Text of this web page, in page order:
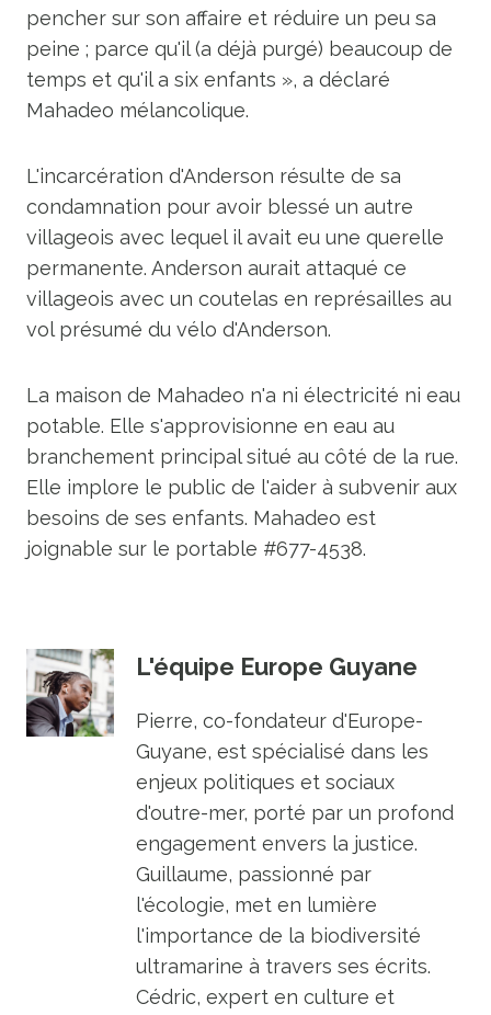
pencher sur son affaire et réduire un peu sa
peine ; parce qu'il (a déjà purgé) beaucoup de
temps et qu'il a six enfants », a déclaré
Mahadeo mélancolique.
L'incarcération d'Anderson résulte de sa
condamnation pour avoir blessé un autre
villageois avec lequel il avait eu une querelle
permanente. Anderson aurait attaqué ce
villageois avec un coutelas en représailles au
vol présumé du vélo d'Anderson.
La maison de Mahadeo n'a ni électricité ni eau
potable. Elle s'approvisionne en eau au
branchement principal situé au côté de la rue.
Elle implore le public de l'aider à subvenir aux
besoins de ses enfants. Mahadeo est
joignable sur le portable #677-4538.
L'équipe Europe Guyane
Pierre, co-fondateur d'Europe-
Guyane, est spécialisé dans les
enjeux politiques et sociaux
d'outre-mer, porté par un profond
engagement envers la justice.
Guillaume, passionné par
l'écologie, met en lumière
l'importance de la biodiversité
ultramarine à travers ses écrits.
Cédric, expert en culture et